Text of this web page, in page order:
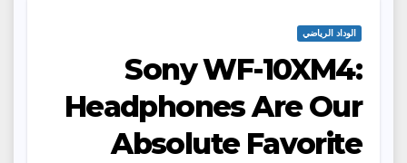
الوداد الرياضي
Sony WF-10XM4:
Headphones Are Our
Absolute Favorite